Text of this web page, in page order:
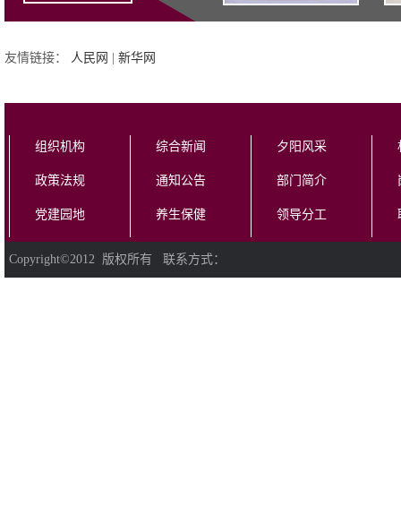
友情链接： 人民网 | 新华网
组织机构
政策法规
党建园地
综合新闻
通知公告
养生保健
夕阳风采
部门简介
领导分工
Copyright©2012 版权所有 联系方式：